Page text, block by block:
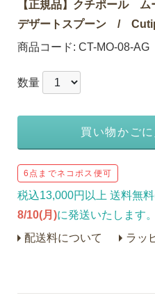
【正規品】クチポール
デザートスプーン /
商品コード: CT-MO-08-AG
数量
買い物かご
6点までネコポス便可
税込13,000円以上 送料無
8/10(月)に発送いたします。
配送料について
ラッ